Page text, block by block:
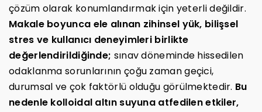
çözüm olarak konumlandırmak için yeterli değildir.
Makale boyunca ele alınan zihinsel yük, bilişsel
stres ve kullanıcı deneyimleri birlikte
değerlendirildiğinde; sınav döneminde hissedilen
odaklanma sorunlarının çoğu zaman geçici,
durumsal ve çok faktörlü olduğu görülmektedir. Bu
nedenle kolloidal altın suyuna atfedilen etkiler,